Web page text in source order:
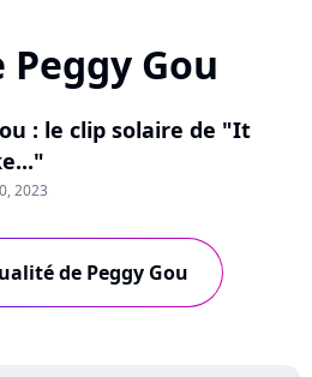
Peggy Gou
: le clip solaire de "It
2023
de Peggy Gou